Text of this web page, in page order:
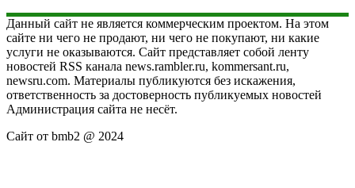
Данный сайт не является коммерческим проектом. На этом
сайте ни чего не продают, ни чего не покупают, ни какие
услуги не оказываются. Сайт представляет собой ленту
новостей RSS канала news.rambler.ru, kommersant.ru,
newsru.com. Материалы публикуются без искажения,
ответственность за достоверность публикуемых новостей
Администрация сайта не несёт.
Сайт от bmb2 @ 2024